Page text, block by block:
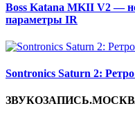
Boss Katana MKII V2 —
параметры IR
Sontronics Saturn 2: